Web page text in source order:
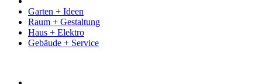
Garten + Ideen
Raum + Gestaltung
Haus + Elektro
Gebäude + Service